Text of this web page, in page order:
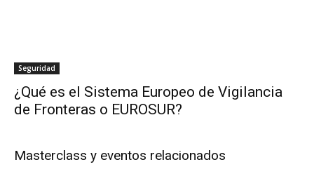
Seguridad
¿Qué es el Sistema Europeo de Vigilancia
de Fronteras o EUROSUR?
Masterclass y eventos relacionados